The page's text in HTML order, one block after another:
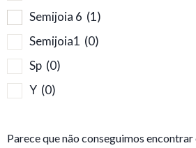
Semijoia 6 (1)
Semijoia1 (0)
Sp (0)
Y (0)
Parece que não conseguimos